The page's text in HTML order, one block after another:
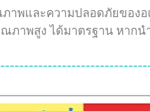
พและความปลอดภัยของอ
าพสูง ได้มาตรฐาน หากน